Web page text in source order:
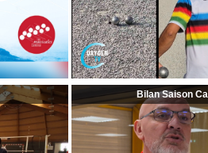
Bilan Saison